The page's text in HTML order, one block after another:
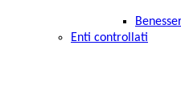
Enti controllati